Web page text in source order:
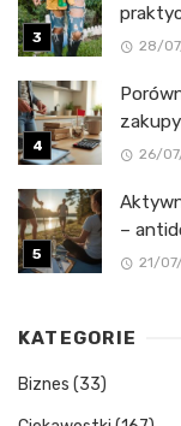
28/
26/
–
21/
KATEGORIE
Biznes (33)